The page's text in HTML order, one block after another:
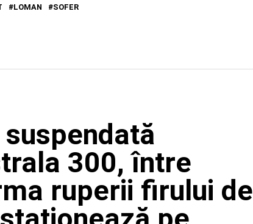
LOMAN SOFER
300, între
ruperii firului de